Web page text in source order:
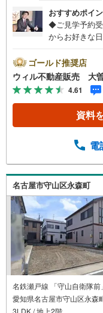
おすすめポイ
◆ご見学予約
からお好きな
区、守山区の
動産仲介会社
ん、過去にお
に住戸環境を
弊社では平日
れるお客様に
事前にご予約
動産業者間で
全域や、その
根営業所】○地
○お子様が遊
ゴールド推奨店
ウィル不動産販売 大
4.61
資料
電
名古屋市守山区永森町
名鉄瀬戸線 「守山自衛隊
愛知県名古屋市守山区永森
3LDK / 地上2階